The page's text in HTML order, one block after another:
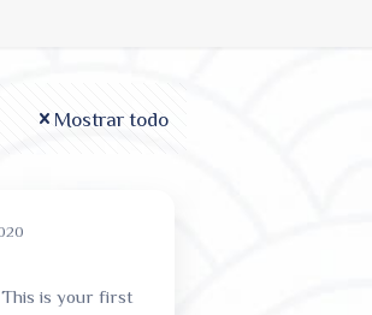
Mostrar todo
This is your first